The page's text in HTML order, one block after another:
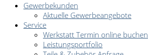
Gewerbekunden
Aktuelle Gewerbeangebote
Service
Werkstatt Termin online buchen
Leistungsportfolio